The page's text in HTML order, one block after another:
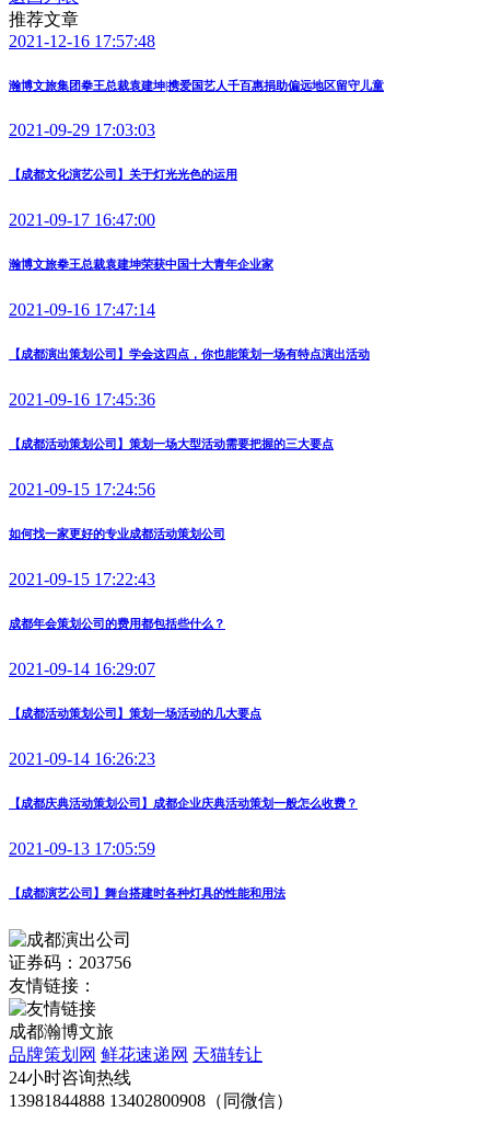
推荐文章
2021-12-16 17:57:48
瀚博文旅集团拳王总裁袁建坤|携爱国艺人千百惠捐助偏远地区留守儿童
2021-09-29 17:03:03
【成都文化演艺公司】关于灯光光色的运用
2021-09-17 16:47:00
瀚博文旅拳王总裁袁建坤荣获中国十大青年企业家
2021-09-16 17:47:14
【成都演出策划公司】学会这四点，你也能策划一场有特点演出活动
2021-09-16 17:45:36
【成都活动策划公司】策划一场大型活动需要把握的三大要点
2021-09-15 17:24:56
如何找一家更好的专业成都活动策划公司
2021-09-15 17:22:43
成都年会策划公司的费用都包括些什么？
2021-09-14 16:29:07
【成都活动策划公司】策划一场活动的几大要点
2021-09-14 16:26:23
【成都庆典活动策划公司】成都企业庆典活动策划一般怎么收费？
2021-09-13 17:05:59
【成都演艺公司】舞台搭建时各种灯具的性能和用法
证券码：203756
友情链接：
成都瀚博文旅
品牌策划网 鲜花速递网 天猫转让
24小时咨询热线
13981844888 13402800908（同微信）